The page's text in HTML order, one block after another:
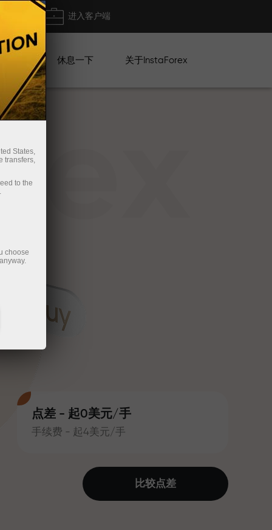
进入客户端
休息一下 关于InstaForex
点差 - 起0美元/手
手续费 - 起4美元/手
比较点差
States,
transfers,
to the
choose